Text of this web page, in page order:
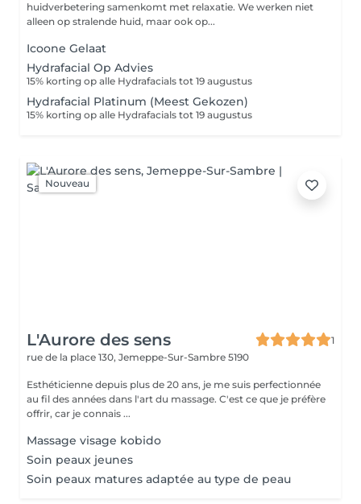
huidverbetering samenkomt met relaxatie. We werken niet
alleen op stralende huid, maar ook op...
Icoone Gelaat
Hydrafacial Op Advies
15% korting op alle Hydrafacials tot 19 augustus
Hydrafacial Platinum (Meest Gekozen)
15% korting op alle Hydrafacials tot 19 augustus
Nouveau
L'Aurore des sens
1
rue de la place 130, Jemeppe-Sur-Sambre 5190
Esthéticienne depuis plus de 20 ans, je me suis perfectionnée
au fil des années dans l'art du massage. C'est ce que je préfère
offrir, car je connais ...
Massage visage kobido
Soin peaux jeunes
Soin peaux matures adaptée au type de peau